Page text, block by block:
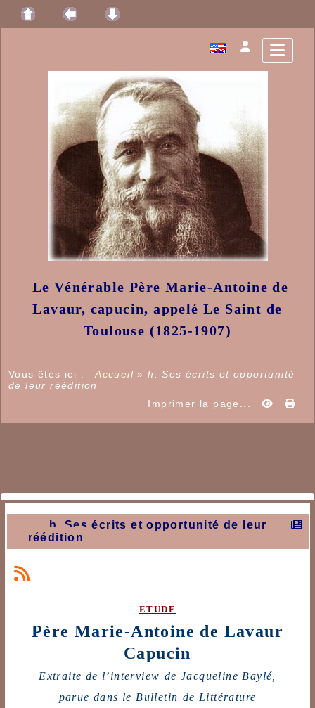
Le Vénérable Père Marie-Antoine de
Lavaur, capucin, appeléLe Saint de
Toulouse (1825-1907)
Vous êtes ici : Accueil »h. Ses écrits et opportunité
de leur réédition
Imprimer la page...
h. Ses écrits et opportunité de leur
réédition
etude
Père Marie-Antoine de Lavaur
Capucin
Extraite de l’interview de Jacqueline Baylé,
parue dans le Bulletin de Littérature